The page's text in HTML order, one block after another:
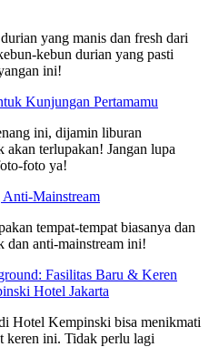
yang manis dan fresh dari
kebun durian yang pasti
ini!
Kunjungan Pertamamu
ini, dijamin liburan
akan terlupakan! Jangan lupa
foto ya!
Mainstream
tempat-tempat biasanya dan
dan anti-mainstream ini!
Fasilitas Baru & Keren
Hotel Jakarta
Hotel Kempinski bisa menikmati
keren ini. Tidak perlu lagi